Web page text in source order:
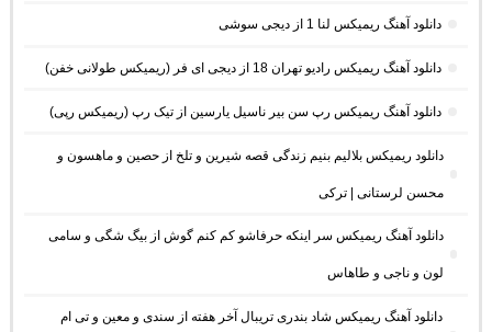
دانلود آهنگ ریمیکس لنا 1 از دیجی سوشی
دانلود آهنگ ریمیکس رادیو تهران 18 از دیجی ای فر (ریمیکس طولانی خفن)
دانلود آهنگ ریمیکس رپ سن بیر ناسیل یارسین از تیک رپ (ریمیکس رپی)
دانلود ریمیکس بلالیم بنیم زندگی قصه شیرین و تلخ از حصین و ماهسون و
محسن لرستانی | ترکی
دانلود آهنگ ریمیکس سر اینکه حرفاشو کم کنم گوش از بیگ شگی و سامی
لون و ناجی و طاهاس
دانلود آهنگ ریمیکس شاد بندری تریبال آخر هفته از سندی و معین و تی ام